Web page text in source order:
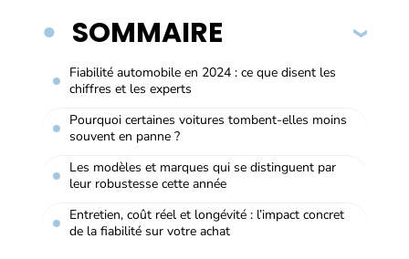
SOMMAIRE
Fiabilité automobile en 2024 : ce que disent les
chiffres et les experts
Pourquoi certaines voitures tombent-elles moins
souvent en panne ?
Les modèles et marques qui se distinguent par
leur robustesse cette année
Entretien, coût réel et longévité : l’impact concret
de la fiabilité sur votre achat